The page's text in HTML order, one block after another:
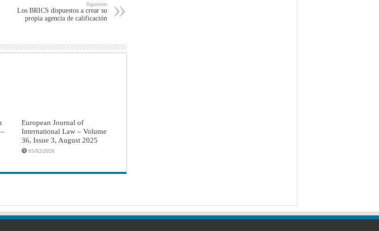
Siguiente
Los BRICS dispuestos a crear su
propia agencia de calificación
European Journal of
International Law – Volume
36, Issue 3, August 2025
05/02/2026